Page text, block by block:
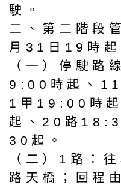
駛。
二、第二階段
月31日19時起
（一）停駛路
9:00時起、
1甲19:00時
起、20路
30起。
（二）1路：
路天橋；回程